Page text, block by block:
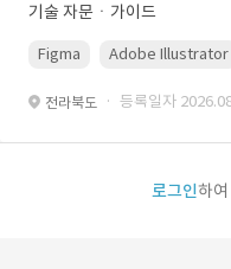
기술 자문ㆍ가이드
Figma Adobe Illustrator
전라북도 · 등록일자
로그인하